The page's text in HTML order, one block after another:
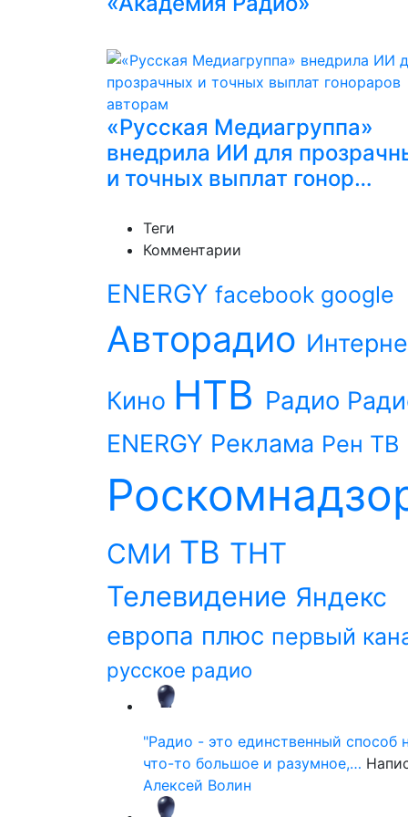
«Русская Медиагруппа»
внедрила ИИ для
и точных выплат гонор…
Теги
Комментарии
ENERGY facebook google
Авторадио
Кино НТВ Радио
ENERGY Реклама Рен ТВ
СМИ ТВ ТНТ
Телевидение Яндекс
европа плюс первый
русское радио
"Радио - это единственный способ
что-то большое и разумное,…
Алексей Волин